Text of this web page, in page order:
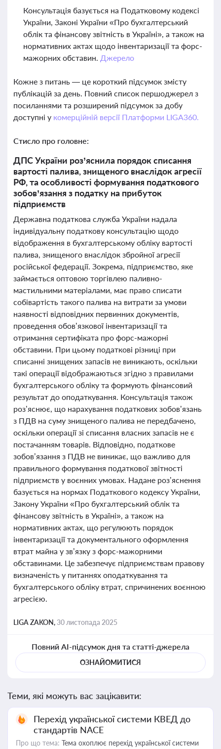
Консультація базується на Податковому кодексі
України, Законі України «Про бухгалтерський
облік та фінансову звітність в Україні», а також на
нормативних актах щодо інвентаризації та форс-
мажорних обставин. Джерело
Кожне з питань — це короткий підсумок змісту
публікацій за день. Повний список першоджерел з
посиланнями та розширений підсумок за добу
доступні у комерційній версії Платформи LIGA360.
Стисло про головне:
ДПС України роз’яснила порядок списання
вартості палива, знищеного внаслідок агресії
РФ, та особливості формування податкового
зобов’язання з податку на прибуток
підприємств
Державна податкова служба України надала
індивідуальну податкову консультацію щодо
відображення в бухгалтерському обліку вартості
палива, знищеного внаслідок збройної агресії
російської федерації. Зокрема, підприємство, яке
займається оптовою торгівлею паливно-
мастильними матеріалами, має право списати
собівартість такого палива на витрати за умови
наявності відповідних первинних документів,
проведення обов’язкової інвентаризації та
отримання сертифіката про форс-мажорні
обставини. При цьому податкові різниці при
списанні знищених запасів не виникають, оскільки
такі операції відображаються згідно з правилами
бухгалтерського обліку та формують фінансовий
результат до оподаткування. Консультація також
роз’яснює, що нарахування податкових зобов’язань
з ПДВ на суму знищеного палива не передбачено,
оскільки операції зі списання власних запасів не є
постачанням товарів. Відповідно, податкове
зобов’язання з ПДВ не виникає, що важливо для
правильного формування податкової звітності
підприємств у воєнних умовах. Надане роз’яснення
базується на нормах Податкового кодексу України,
Закону України «Про бухгалтерський облік та
фінансову звітність в Україні», а також на
нормативних актах, що регулюють порядок
інвентаризації та документального оформлення
втрат майна у зв’язку з форс-мажорними
обставинами. Це забезпечує підприємствам правову
визначеність у питаннях оподаткування та
бухгалтерського обліку втрат, спричинених воєнною
агресією.
LIGA ZAKON,30 листопада 2025
Повний AI-підсумок дня та статті-джерела
ОЗНАЙОМИТИСЯ
Теми, які можуть вас зацікавити:
Перехід української системи КВЕД до
стандартів NACE
Про що тема: Тема охоплює перехід української системи